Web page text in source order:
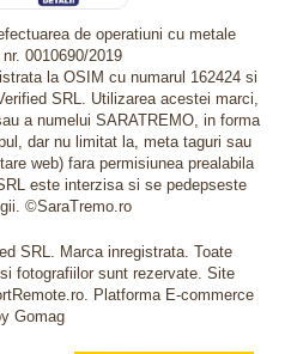
de operatiuni cu metale
0010690/2019
la OSIM cu numarul 162424 si
SRL. Utilizarea acestei marci,
a numelui SARATREMO, in forma
dar nu limitat la, meta taguri sau
web) fara permisiunea prealabila
este interzisa si se pedepseste
©SaraTremo.ro
SRL. Marca inregistrata. Toate
fotografiilor sunt rezervate. Site
Platforma E-commerce
Gomag